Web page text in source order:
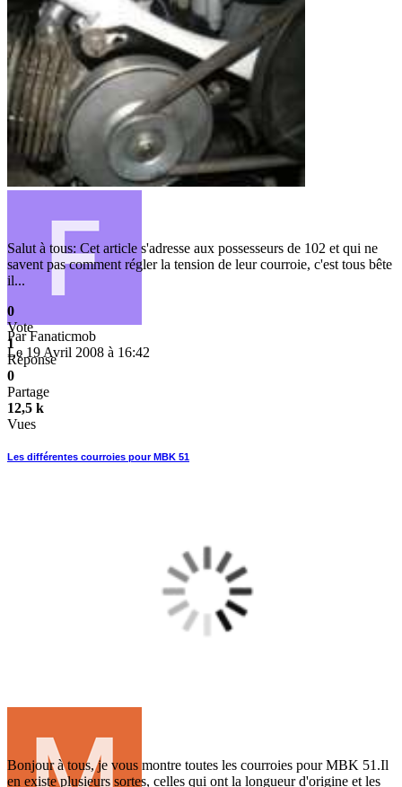
ParFanaticmob
Le 19 Avril 2008 à 16:42
Salut à tous: Cet article s'adresse aux possesseurs de 102 et qui ne
savent pas comment régler la tension de leur courroie, c'est tous bête
il...
0
Vote
1
Réponse
0
Partage
12,5 k
Vues
Les différentes courroies pour MBK 51
Bonjour à tous, je vous montre toutes les courroies pour MBK 51.Il
en existe plusieurs sortes, celles qui ont la longueur d'origine et les